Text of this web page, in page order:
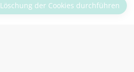
Löschung der Cookies durchführen